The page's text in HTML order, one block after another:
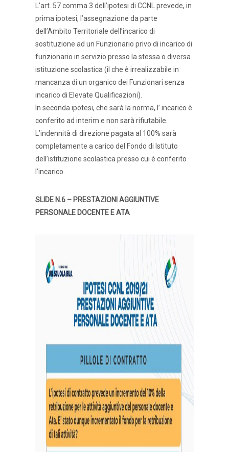
L’art. 57 comma 3 dell’ipotesi di CCNL prevede, in
prima ipotesi, l’assegnazione da parte
dell’Ambito Territoriale dell’incarico di
sostituzione ad un Funzionario privo di incarico di
funzionario in servizio presso la stessa o diversa
istituzione scolastica (il che è irrealizzabile in
mancanza di un organico dei Funzionari senza
incarico di Elevate Qualificazioni).
In seconda ipotesi, che sarà la norma, l’ incarico è
conferito ad interim e non sarà rifiutabile.
L’indennità di direzione pagata al 100% sarà
completamente a carico del Fondo di Istituto
dell’istituzione scolastica presso cui è conferito
l’incarico.
SLIDE N.6 – PRESTAZIONI AGGIUNTIVE
PERSONALE DOCENTE E ATA